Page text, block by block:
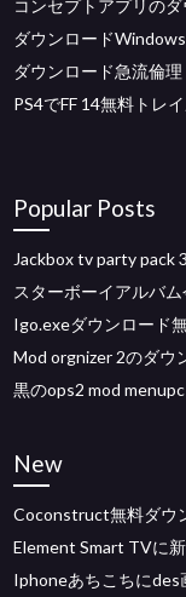
コンセプトアプリの
ダウンロード
ダウンロード急流倫理
PS4でFF 14無料トレ
Popular Posts
Jackbox tv party pack
スターボーイアルバ
Igo.exeダウンロード
Mod orgnizer 2のダウ
黒のops2 mod
New
Coconstruct無料ダウ
Element Smart TVに
Iphoneあちこちにdes